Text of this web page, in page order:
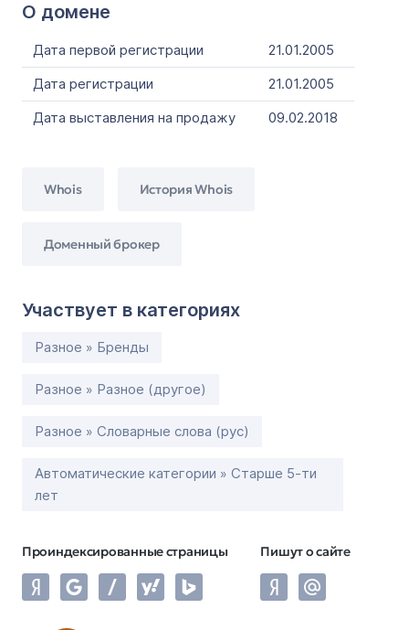
О домене
Дата первой регистрации
21.01.2005
Дата регистрации
21.01.2005
Дата выставления на продажу
09.02.2018
Whois История Whois
Доменный брокер
Участвует в категориях
Разное » Бренды
Разное » Разное (другое)
Разное » Словарные слова (рус)
Автоматические категории » Старше 5-ти
лет
Проиндексированные страницы Пишут о сайте